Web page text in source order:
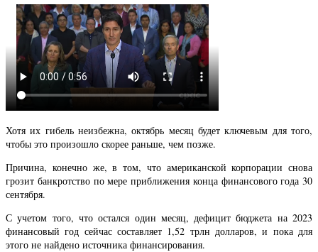
Хотя их гибель неизбежна, октябрь месяц будет ключевым для того,
чтобы это произошло скорее раньше, чем позже.
Причина, конечно же, в том, что американской корпорации снова
грозит банкротство по мере приближения конца финансового года 30
сентября.
С учетом того, что остался один месяц, дефицит бюджета на 2023
финансовый год сейчас составляет 1,52 трлн долларов, и пока для
этого не найдено источника финансирования.